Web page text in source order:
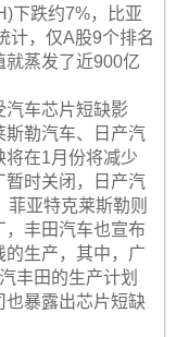
下跌约7%，比亚
计，仅A股9个排名
就蒸发了近900亿
汽车芯片短缺影
斯勒汽车、日产汽
将在1月份将减少
暂时关闭，日产汽
亚特克莱斯勒则
，丰田汽车也宣布
生产，其中，广
丰田的生产计划
也暴露出芯片短缺